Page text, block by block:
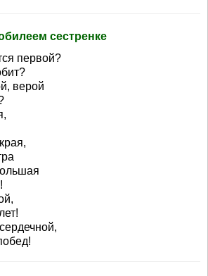
сестренке
первой?
верой